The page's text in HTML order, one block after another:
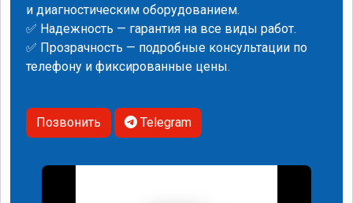
и диагностическим оборудованием.
✅ Надежность — гарантия на все виды работ.
✅ Прозрачность — подробные консультации по
телефону и фиксированные цены.
Позвонить Telegram